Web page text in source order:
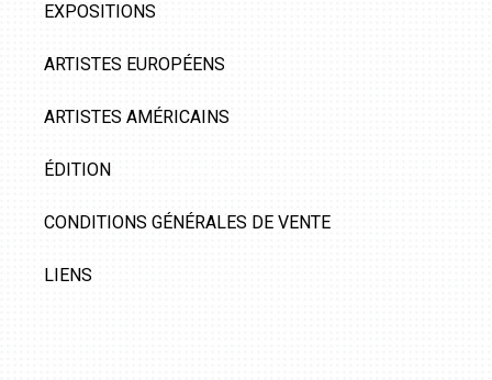
EXPOSITIONS
ARTISTES EUROPÉENS
ARTISTES AMÉRICAINS
ÉDITION
CONDITIONS GÉNÉRALES DE VENTE
LIENS